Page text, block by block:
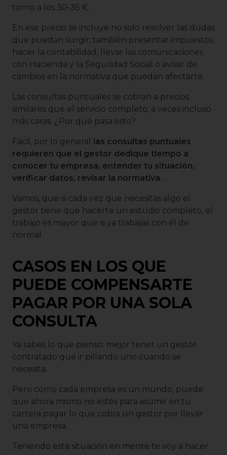
torno a los 30-35 €.
En ese precio se incluye no solo resolver las dudas
que puedan surgir, también presentar impuestos,
hacer la contabilidad, llevar las comunicaciones
con Hacienda y la Seguridad Social o avisar de
cambios en la normativa que puedan afectarte.
Las consultas puntuales se cobran a precios
similares que el servicio completo, a veces incluso
más caras. ¿Por qué pasa esto?
Fácil, por lo general las consultas puntuales
requieren que el gestor dedique tiempo a
conocer tu empresa, entender tu situación,
verificar datos, revisar la normativa…
Vamos, que si cada vez que necesitas algo el
gestor tiene que hacerte un estudio completo, el
trabajo es mayor que si ya trabajas con él de
normal.
CASOS EN LOS QUE
PUEDE COMPENSARTE
PAGAR POR UNA SOLA
CONSULTA
Ya sabes lo que pienso: mejor tener un gestor
contratado que ir pillando uno cuando se
necesita.
Pero como cada empresa es un mundo, puede
que ahora mismo no estés para asumir en tu
cartera pagar lo que cobra un gestor por llevar
una empresa.
Teniendo esta situación en mente te voy a hacer